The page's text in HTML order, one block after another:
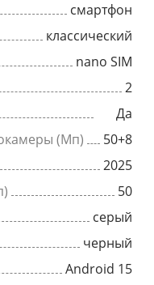
смартфон
классический
nano SIM
2
Да
(Мп)
50+8
2025
50
серый
черный
Android 15